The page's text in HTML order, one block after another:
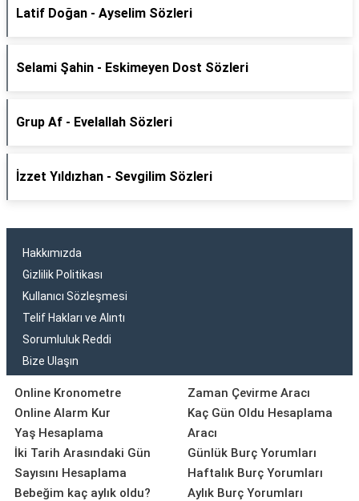
Latif Doğan - Ayselim Sözleri
Selami Şahin - Eskimeyen Dost Sözleri
Grup Af - Evelallah Sözleri
İzzet Yıldızhan - Sevgilim Sözleri
Hakkımızda
Gizlilik Politikası
Kullanıcı Sözleşmesi
Telif Hakları ve Alıntı
Sorumluluk Reddi
Bize Ulaşın
Online Kronometre
Online Alarm Kur
Yaş Hesaplama
İki Tarih Arasındaki Gün
Sayısını Hesaplama
Bebeğim kaç aylık oldu?
Zaman Çevirme Aracı
Kaç Gün Oldu Hesaplama
Aracı
Günlük Burç Yorumları
Haftalık Burç Yorumları
Aylık Burç Yorumları